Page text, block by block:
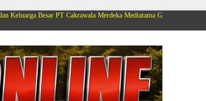
PT Cakrawala Merdeka Mediatama Group Mengucapkan Selamat